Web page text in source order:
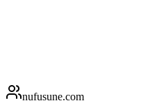
nufusune.com